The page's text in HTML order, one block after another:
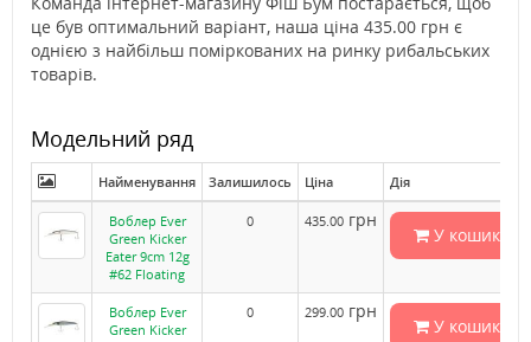
це був оптимальний варіант, наша ціна 435.00 грн є
однією з найбільш поміркованих на ринку рибальських
товарів.
Модельний ряд
Найменування Залишилось Ціна Дія
Воблер Ever
Green Kicker
Eater 9cm 12g
#62 Floating
0 435.00 грн
У кошик
Воблер Ever
Green Kicker
0 299.00 грн
У кошик